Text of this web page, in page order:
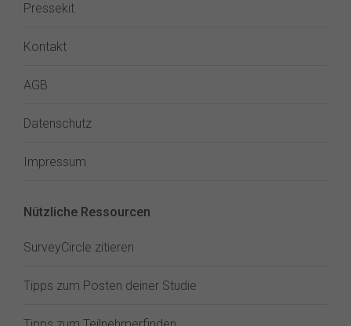
Pressekit
Kontakt
AGB
Datenschutz
Impressum
Nützliche Ressourcen
SurveyCircle zitieren
Tipps zum Posten deiner Studie